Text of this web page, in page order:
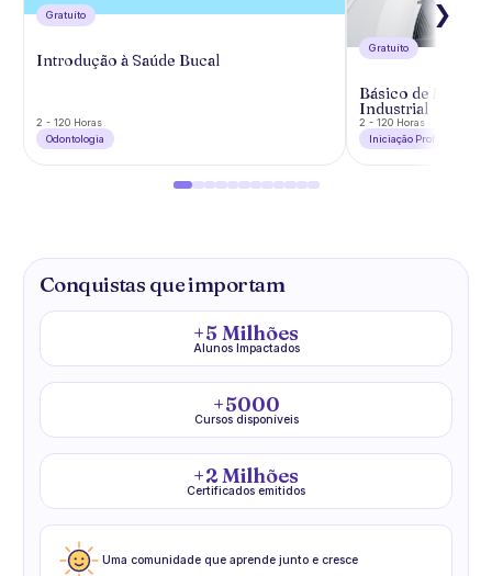
Gratuíto
Introdução à Saúde Bucal
2 - 120 Horas
Odontologia
Gratuíto
Básico de
Industrial
2 - 120 Horas
Iniciação Profissional
❯
Conquistas que importam
+5 Milhões
Alunos Impactados
+5000
Cursos disponíveis
+2 Milhões
Certificados emitidos
Uma comunidade que aprende junto e cresce